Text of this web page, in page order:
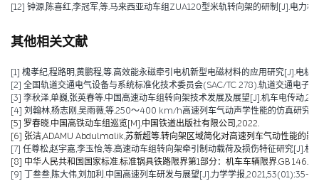
[12] 钟源,陈喜红,李冠军,等.马来西亚动车组ZUA120型米轨转向架的研制[J].电力
其他相关文献
[1] 槐孝纪,程路明,黄鹏程,等.高效能永磁牵引电机新型电磁材料的应用研究[J].电
[2] 全国轨道交通电气设备与系统标准化技术委员会(SAC/TC 278).轨道交通电
[3] 李秋泽,单巍,张英春等.中国高速动车组转向架技术发展及展望[J].机车电传动
[4] 刘翰林,杨志刚,吴雨薇,等.250～400 km/h高速列车气动声学性能的仿真研究
[5] 罗春晓.中国高铁动车组巡览[M].中国铁道出版社有限公司,2022.
[6] 张洁,ADAMU Abdulmalik,苏新超等.转向架区域简化对高速列车气动性能的
[7] 任尊松,赵宇嘉,李玉怡,等.高速动车组转向架牵引制动载荷及损伤特征研究[J].机
[8] 中华人民共和国国家标准.标准锅具铁路限界第1部分：机车车辆限界.GB
[9] 丁叁叁,陈大伟,刘加利.中国高速列车研发与展望[J].力学学报,2021,53(01):35-